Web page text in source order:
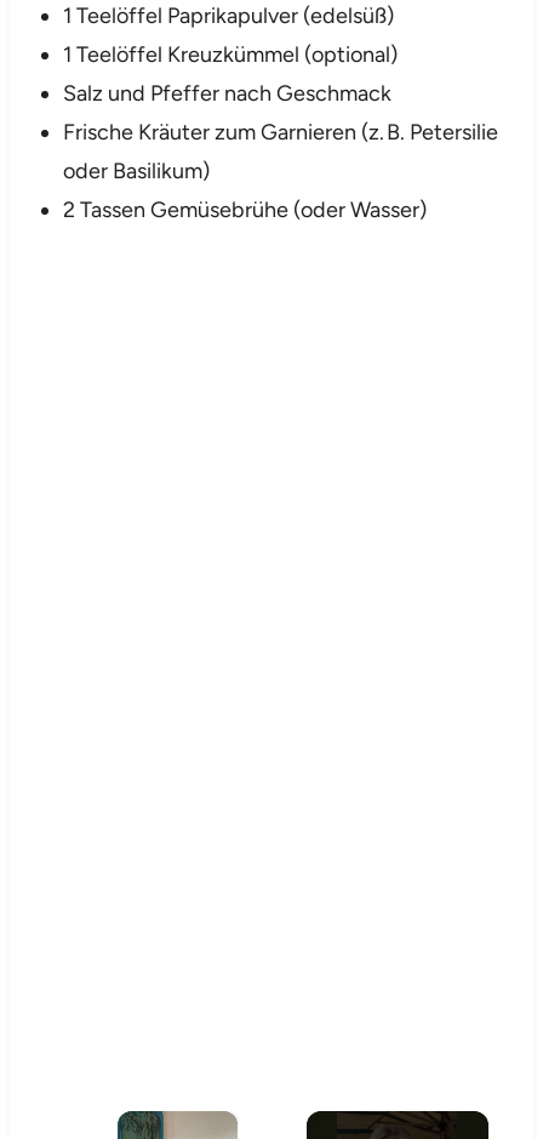
1 Teelöffel Paprikapulver (edelsüß)
1 Teelöffel Kreuzkümmel (optional)
Salz und Pfeffer nach Geschmack
Frische Kräuter zum Garnieren (z. B. Petersilie
oder Basilikum)
2 Tassen Gemüsebrühe (oder Wasser)
×